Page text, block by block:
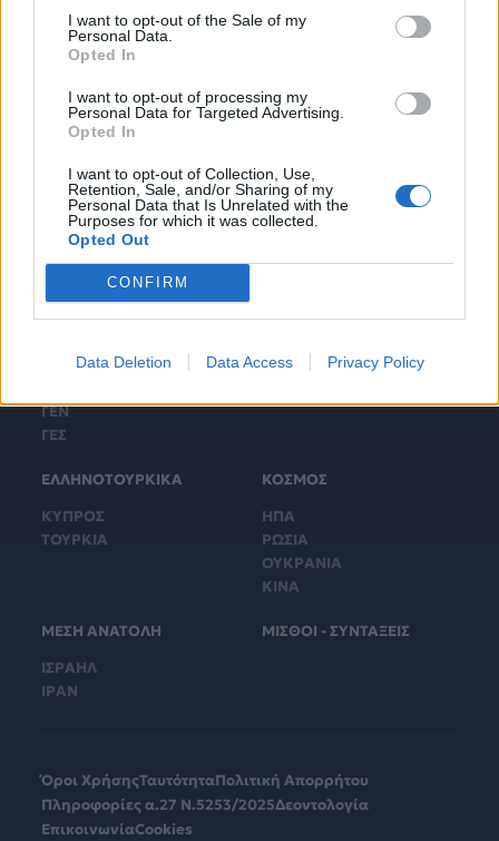
I want to opt-out of the Sale of my
Personal Data.
Opted In
I want to opt-out of processing my
Personal Data for Targeted Advertising.
Opted In
I want to opt-out of Collection, Use,
Retention, Sale, and/or Sharing of my
Personal Data that Is Unrelated with the
Purposes for which it was collected.
Opted Out
CONFIRM
Data Deletion Data Access Privacy Policy
ΕΝΟΠΛΕΣ ΔΥΝΑΜΕΙΣ
ΓΕΕΘΑ
ΓΕΝ
ΓΕΣ
ΤΟΥΡΚΙΚΟΙ ΕΞΟΠΛΙΣΜΟΙ
ΕΛΛΗΝΟΤΟΥΡΚΙΚΑ
ΚΥΠΡΟΣ
ΤΟΥΡΚΙΑ
ΚΟΣΜΟΣ
ΗΠΑ
ΡΩΣΙΑ
ΟΥΚΡΑΝΙΑ
ΚΙΝΑ
ΜΕΣΗ ΑΝΑΤΟΛΗ
ΙΣΡΑΗΛ
ΙΡΑΝ
ΜΙΣΘΟΙ - ΣΥΝΤΑΞΕΙΣ
Όροι ΧρήσηςΤαυτότηταΠολιτική Απορρήτου
Πληροφορίες α.27 Ν.5253/2025Δεοντολογία
ΕπικοινωνίαCookies